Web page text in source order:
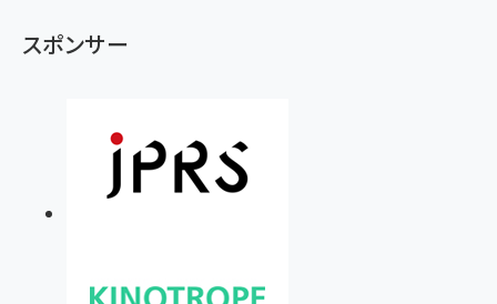
スポンサー